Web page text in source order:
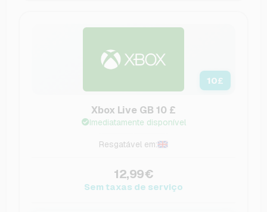
10£
Xbox Live GB 10 £
Imediatamente disponível
Resgatável em:
12,99€
Sem taxas de serviço